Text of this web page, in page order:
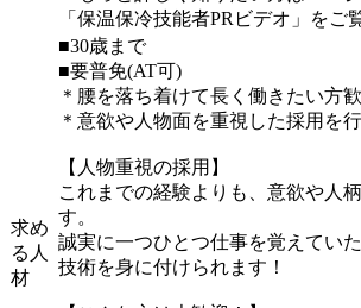
「保温保冷技能者PRビデオ」をご
求め
る人
材
■30歳まで
■要普免(AT可)
＊腰を落ち着けて長く働きたい方歓
＊意欲や人物面を重視した採用を行
【人物重視の採用】
これまでの経験よりも、意欲や人
す。
誠実に一つひとつ仕事を覚えてい
技術を身に付けられます！